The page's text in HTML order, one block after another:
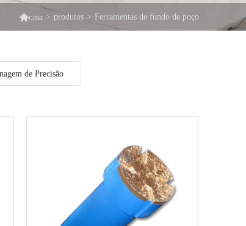
casa > produtos > Ferramentas de fundo de poço
de Precisão